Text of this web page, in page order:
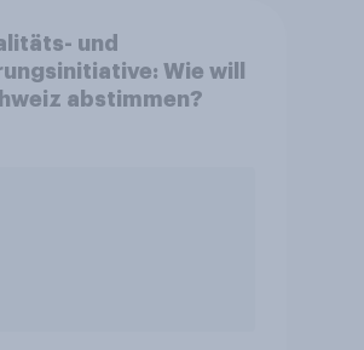
und
Wie will
abstimmen?